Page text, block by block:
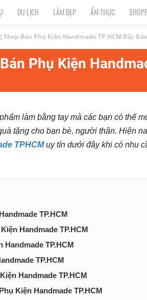
DU LỊCH LÀM ĐẸP ẨM THỰC
Shop Bán Phụ Kiện Handmade TP.HCM Độc
Phụ Kiện
làm bằng tay mà các bạn có thể
tặng cho bạn bè, người thân. Hiện
TPHCMuy tín dưới đây khi có nhu
TP.HCM
Handmade TP.HCM
Handmade TP.HCM
TP.HCM
Handmade TP.HCM
Kiện Handmade TP.HCM